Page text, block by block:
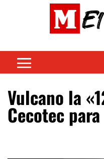
Vulcano la
Cecotec